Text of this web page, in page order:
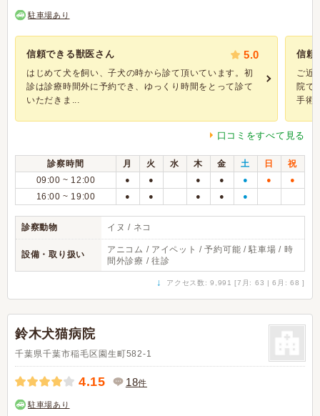
駐車場あり
信頼できる獣医さん 5.0
はじめて犬を飼い、子犬の時から診て頂いています。初
診は診療時間外に予約でき、ゆっくり時間をとって診て
いただきま...
信頼
ご近
院で
手術
口コミをすべて見る
診察時間 月 火 水 木 金 土 日
祝
09:00 ~ 12:00
● ● ● ● ● ● ●
16:00 ~ 19:00 ● ● ● ● ●
診察動物 イヌ / ネコ
設備・取り扱い
アニコム / アイペット / 予約可能 / 駐車場 / 時
間外診療 / 往診
↓ アクセス数: 9,991 [7月: 63 | 6月: 68 ]
鈴木犬猫病院
千葉県千葉市稲毛区園生町582-1
4.15 18件
駐車場あり